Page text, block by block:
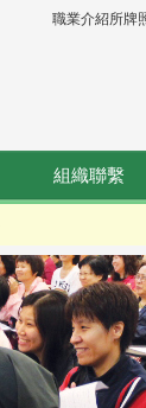
職業介紹所牌
組織聯繫